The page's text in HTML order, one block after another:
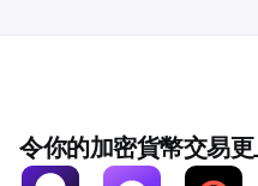
令你的加密貨幣交易更